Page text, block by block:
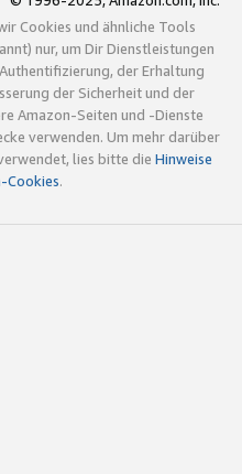
Cookies und ähnliche Tools
nur, um Dir Dienstleistungen
der Erhaltung
der Sicherheit und der
Amazon-Seiten und -Dienste
verwenden. Um mehr darüber
lies bitte die Hinweise
Cookies.